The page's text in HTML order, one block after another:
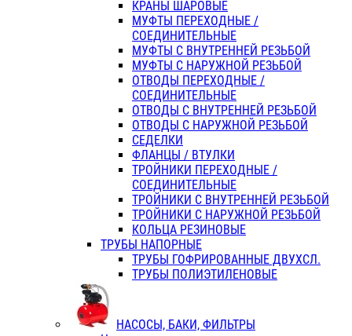
КРАНЫ ШАРОВЫЕ
МУФТЫ ПЕРЕХОДНЫЕ /
СОЕДИНИТЕЛЬНЫЕ
МУФТЫ С ВНУТРЕННЕЙ РЕЗЬБОЙ
МУФТЫ С НАРУЖНОЙ РЕЗЬБОЙ
ОТВОДЫ ПЕРЕХОДНЫЕ /
СОЕДИНИТЕЛЬНЫЕ
ОТВОДЫ С ВНУТРЕННЕЙ РЕЗЬБОЙ
ОТВОДЫ С НАРУЖНОЙ РЕЗЬБОЙ
СЕДЕЛКИ
ФЛАНЦЫ / ВТУЛКИ
ТРОЙНИКИ ПЕРЕХОДНЫЕ /
СОЕДИНИТЕЛЬНЫЕ
ТРОЙНИКИ С ВНУТРЕННЕЙ РЕЗЬБОЙ
ТРОЙНИКИ С НАРУЖНОЙ РЕЗЬБОЙ
КОЛЬЦА РЕЗИНОВЫЕ
ТРУБЫ НАПОРНЫЕ
ТРУБЫ ГОФРИРОВАННЫЕ ДВУХСЛ.
ТРУБЫ ПОЛИЭТИЛЕНОВЫЕ
НАСОСЫ, БАКИ, ФИЛЬТРЫ